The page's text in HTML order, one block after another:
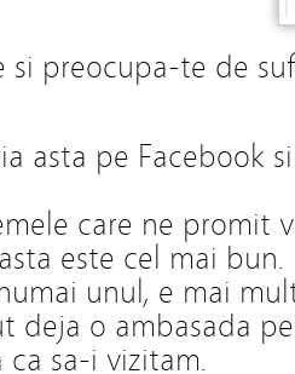
si preocupa-te de
asta pe Facebook
care ne promit
este cel mai
unul, e mai
deja o ambasada
sa-i vizitam.